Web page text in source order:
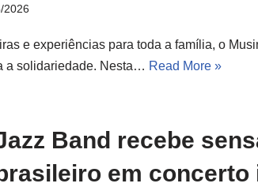
2026
e experiências para toda a família, o
a solidariedade. Nesta… Read More »
Band recebe
em concerto